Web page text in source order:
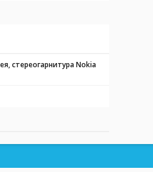
стереогарнитура Nokia